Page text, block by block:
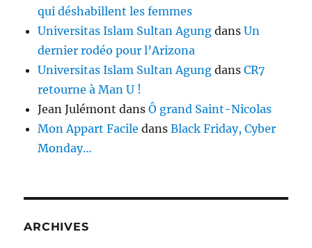
qui déshabillent les femmes
Universitas Islam Sultan Agung dansUn
dernier rodéo pour l’Arizona
Universitas Islam Sultan Agung dansCR7
retourne à Man U !
Jean Julémont dansÔ grand Saint-Nicolas
Mon Appart Facile dansBlack Friday, Cyber
Monday…
ARCHIVES